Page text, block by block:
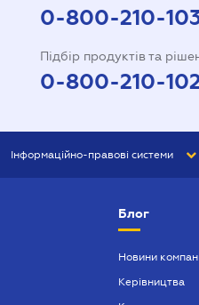
0-800-210-
Підбір продуктів та
0-800-210-
Інформаційно-правові системи
БУХГАЛТЕР ПРОФ
Блог
Новини
Керівництва